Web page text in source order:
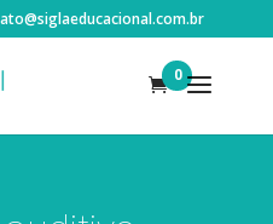
0